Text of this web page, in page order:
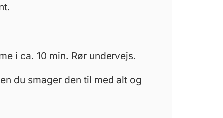
i ca. 10 min. Rør undervejs.
du smager den til med alt og